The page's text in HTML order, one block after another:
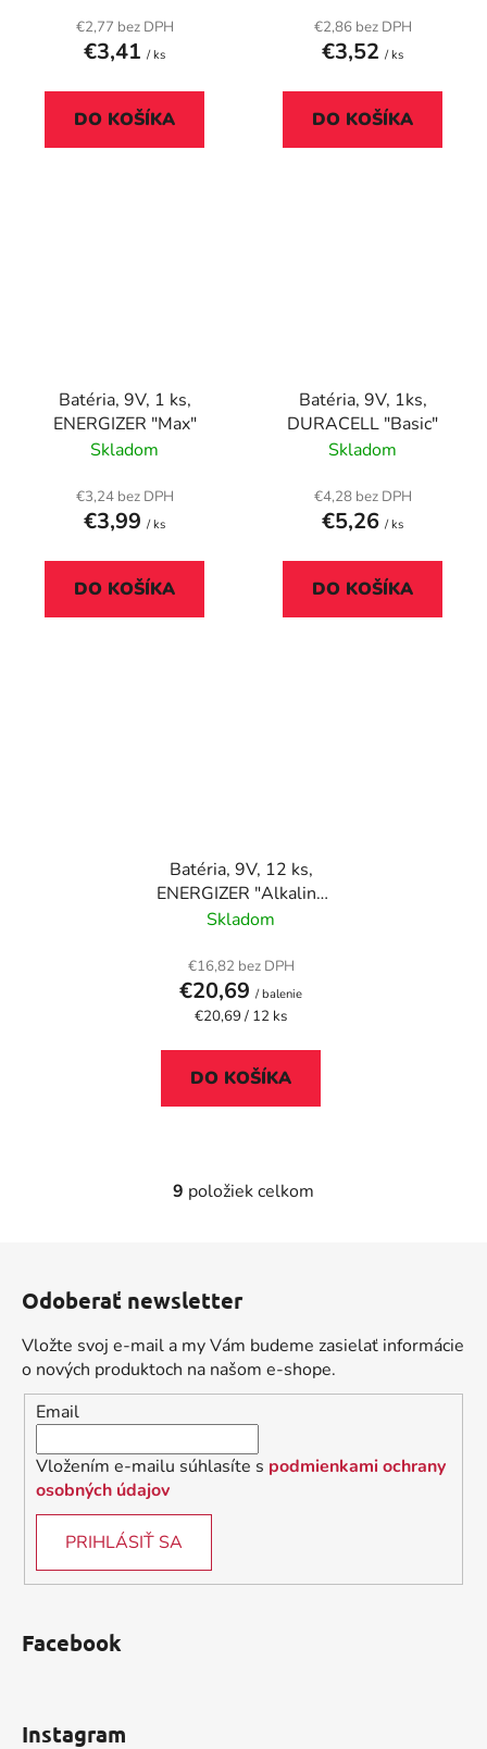
€2,77 bez DPH
€3,41 / ks
DO KOŠÍKA
€2,86 bez DPH
€3,52 / ks
DO KOŠÍKA
Batéria, 9V, 1 ks,
ENERGIZER "Max"
Skladom
€3,24 bez DPH
€3,99 / ks
DO KOŠÍKA
Batéria, 9V, 1ks,
DURACELL "Basic"
Skladom
€4,28 bez DPH
€5,26 / ks
DO KOŠÍKA
Batéria, 9V, 12 ks,
ENERGIZER "Alkaline
Industrial"
Skladom
€16,82 bez DPH
€20,69 / balenie
Jednotková
€20,69 / 12 ks
DO KOŠÍKA
O
d
c
i
e
p
v
p
9 položiek celkom
Odoberať newsletter
Vložte svoj e-mail a my Vám budeme zasielať informácie
o nových produktoch na našom e-shope.
Email
Vložením e-mailu súhlasíte s podmienkami ochrany
osobných údajov
PRIHLÁSIŤ SA
Facebook
Instagram